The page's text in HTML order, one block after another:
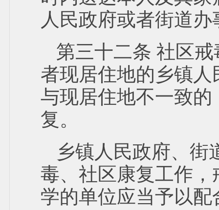
人民政府或者街道办
第三十二条 社区
者现居住地的乡镇
与现居住地不一致
复。
乡镇人民政府、街
毒、社区康复工作
学的单位应当予以配